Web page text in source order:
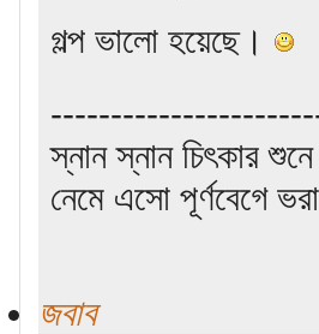
গল্প ভালো হয়েছে।
স্নান স্নান চিৎকার
নেমে এসো পূর্ণবেগে
জবাব